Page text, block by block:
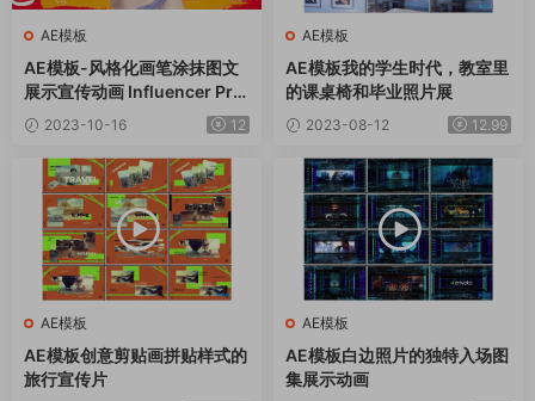
AE模板
AE模板-风格化画笔涂抹图文
展示宣传动画 Influencer Pro
mo2023-10-16 12
AE模板
AE模板我的学生时代，教室里
的课桌椅和毕业照片展
2023-08-12 12.99
AE模板
AE模板创意剪贴画拼贴样式的
旅行宣传片
AE模板
AE模板白边照片的独特入场图
集展示动画